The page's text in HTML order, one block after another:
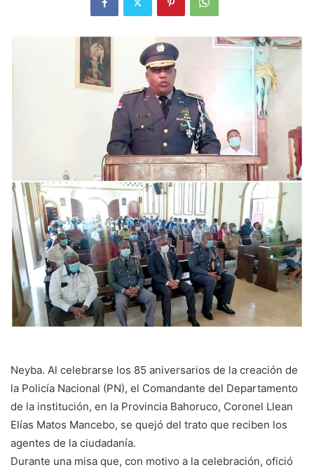
Neyba. Al celebrarse los 85 aniversarios de la creación de
la Policía Nacional (PN), el Comandante del Departamento
de la institución, en la Provincia Bahoruco, Coronel Llean
Elías Matos Mancebo, se quejó del trato que reciben los
agentes de la ciudadanía.
Durante una misa que, con motivo a la celebración, ofició